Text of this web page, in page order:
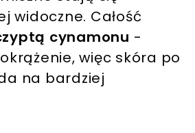
widoczne. Całość
cynamonu -
więc skóra po
na bardziej